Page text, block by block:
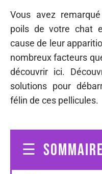
Vous avez
poils de votre chat
cause de leur
nombreux facteurs
découvrir ici.
solutions pour
félin de ces pellicules.
SOMMAIRE